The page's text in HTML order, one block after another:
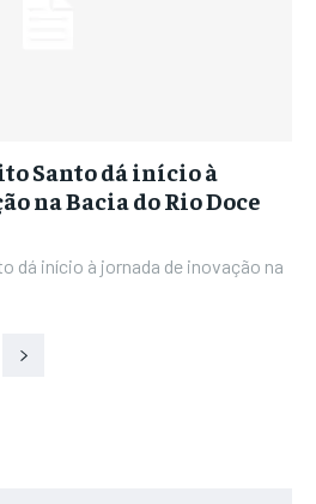
Santo dá início à
na Bacia do Rio Doce
dá início à jornada de inovação na